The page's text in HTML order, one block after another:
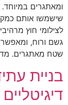
ומאתגרים במיוחד.
שישמשו אותם
לצילומי חוץ
גשם ורוח,
שטח מאתגרים.
בניית